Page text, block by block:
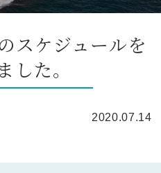
スケジュールを
した。
2020.07.14